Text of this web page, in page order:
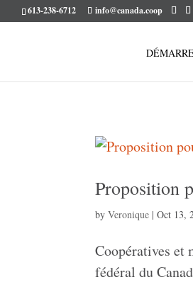
613-238-6712 info@canada.coop
Proposition
byVeronique |Oct 13,
Coopératives et
fédéral du